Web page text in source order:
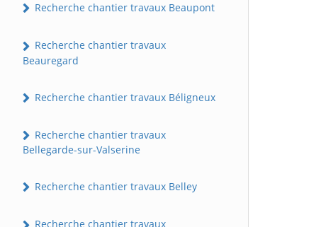
Recherche chantier travaux Beaupont
Recherche chantier travaux
Beauregard
Recherche chantier travaux Béligneux
Recherche chantier travaux
Bellegarde-sur-Valserine
Recherche chantier travaux Belley
Recherche chantier travaux